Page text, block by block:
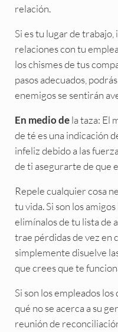
relación.
Si es tu lugar de
relaciones con tu
los chismes de tus
pasos adecuados,
enemigos se sentirán
En medio dela taza: El
de té es una indicación
infeliz debido a las
de ti asegurarte de que
Repele cualquier cosa
tu vida. Si son los
elimínalos de tu lista de
trae pérdidas de vez en
simplemente disuelve
que crees que te
Si son los empleados
qué no se acerca a su
reunión de